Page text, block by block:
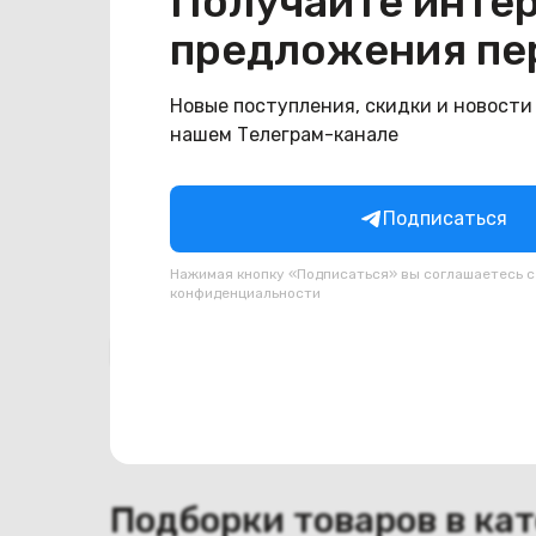
предложения
Новые поступления, скидки и
нашем Телеграм-канале
Подписаться
Нажимая кнопку «Подписаться» вы соглашаетесь
конфиденциальности
Общая информация
Производитель
Samsung
Состояние
Состояние удовлетворительное
Подборки товаров в